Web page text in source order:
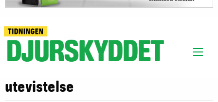
utevistelse